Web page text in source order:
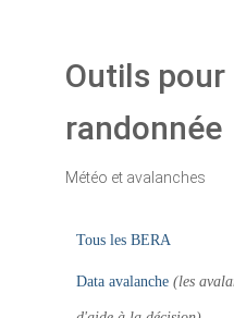
Outils pour
randonnée
Météo et avalanches
Tous les BERA
Data avalanche (les